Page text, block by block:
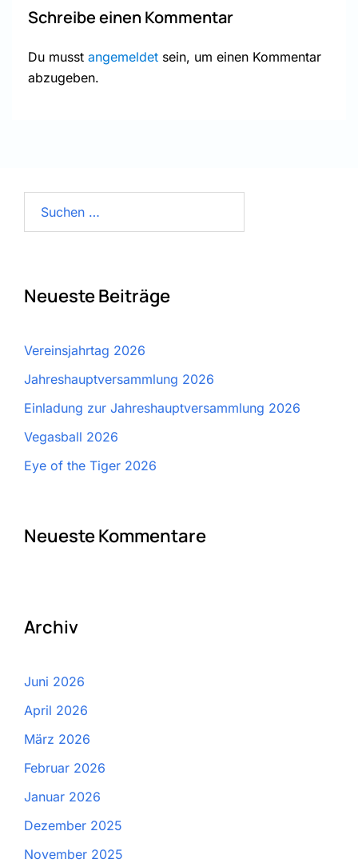
Schreibe einen Kommentar
Du musst angemeldet sein, um einen Kommentar
abzugeben.
nach:
Neueste Beiträge
Vereinsjahrtag 2026
Jahreshauptversammlung 2026
Einladung zur Jahreshauptversammlung 2026
Vegasball 2026
Eye of the Tiger 2026
Neueste Kommentare
Archiv
Juni 2026
April 2026
März 2026
Februar 2026
Januar 2026
Dezember 2025
November 2025